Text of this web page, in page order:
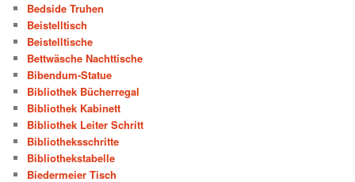
Bedside Truhen
Beistelltisch
Beistelltische
Bettwäsche Nachttische
Bibendum-Statue
Bibliothek Bücherregal
Bibliothek Kabinett
Bibliothek Leiter Schritt
Bibliotheksschritte
Bibliothekstabelle
Biedermeier Tisch